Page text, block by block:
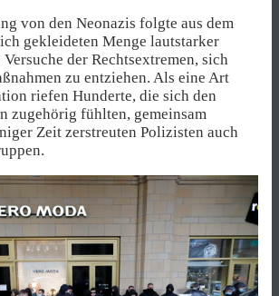
von den Neonazis folgte aus dem
gekleideten Menge lautstarker
der Rechtsextremen, sich
zu entziehen. Als eine Art
riefen Hunderte, die sich den
zugehörig fühlten, gemeinsam
Zeit zerstreuten Polizisten auch